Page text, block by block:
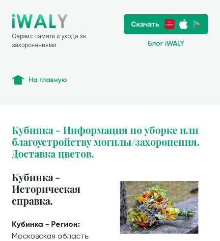
Сервис памяти и ухода за
захоронениями
Блог iWALY
На главную
Кубинка - Информация по уборке или
благоустройству могилы/захоронения.
Доставка цветов.
Кубинка -
Историческая
справка.
Кубинка - Регион:
Московская область